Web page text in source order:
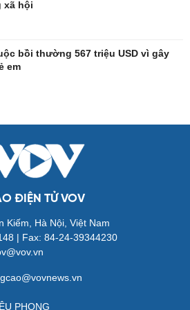
Dinh dưỡng - món ngon
Làm đẹp - giảm cân
Ăn sạch sống khỏe
Văn hóa
Âm nhạc
xã hội
bồi thường 567 triệu USD vì gây
em
ĐIỆN TỬ VOV
Kiếm, Hà Nội, Việt Nam
| Fax: 84-24-39344230
PHONG